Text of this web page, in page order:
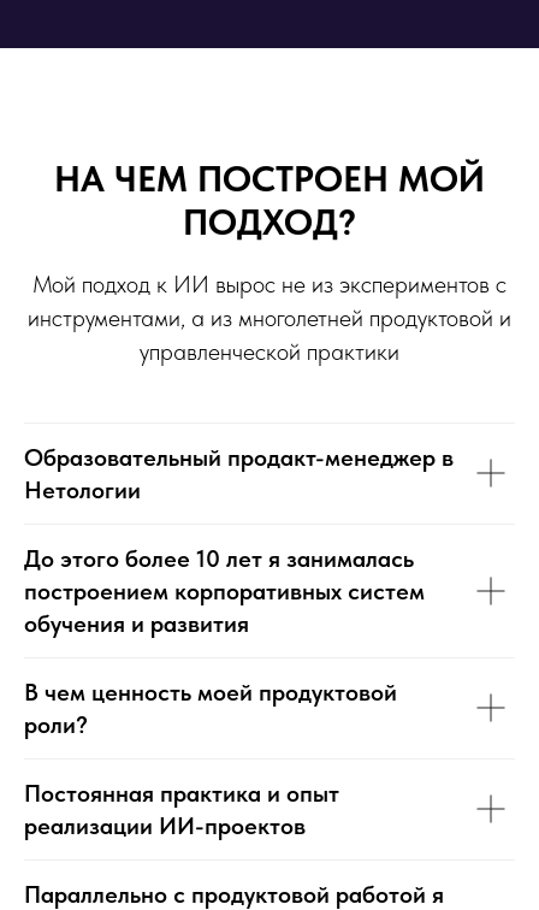
НА ЧЕМ ПОСТРОЕН МОЙ
ПОДХОД?
Мой подход к ИИ вырос не из экспериментов с
инструментами, а из многолетней продуктовой и
управленческой практики
Образовательный продакт-менеджер в
Нетологии
До этого более 10 лет я занималась
построением корпоративных систем
обучения и развития
В чем ценность моей продуктовой
роли?
Постоянная практика и опыт
реализации ИИ-проектов
Параллельно с продуктовой работой я